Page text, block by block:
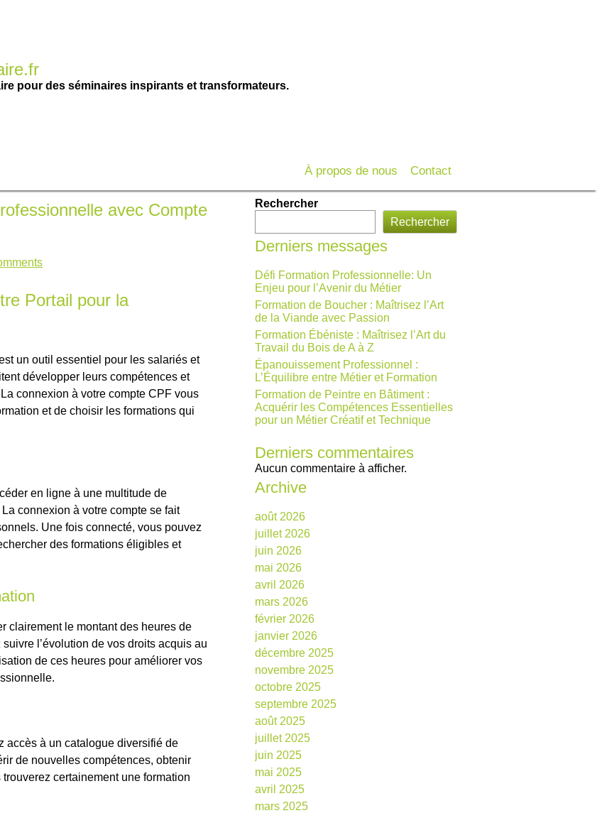
pour des séminaires inspirants et transformateurs.
À propos de nous Contact
avec Compte
Portail pour la
un outil essentiel pour les salariés et
développer leurs compétences et
connexion à votre compte CPF vous
et de choisir les formations qui
en ligne à une multitude de
connexion à votre compte se fait
Une fois connecté, vous pouvez
des formations éligibles et
clairement le montant des heures de
l’évolution de vos droits acquis au
de ces heures pour améliorer vos
accès à un catalogue diversifié de
de nouvelles compétences, obtenir
certainement une formation
Rechercher
Rechercher
Derniers messages
Défi Formation Professionnelle: Un
Enjeu pour l’Avenir du Métier
Formation de Boucher : Maîtrisez l’Art
de la Viande avec Passion
Formation Ébéniste : Maîtrisez l’Art du
Travail du Bois de A à Z
Épanouissement Professionnel :
L’Équilibre entre Métier et Formation
Formation de Peintre en Bâtiment :
Acquérir les Compétences Essentielles
pour un Métier Créatif et Technique
Derniers commentaires
Aucun commentaire à afficher.
Archive
août 2026
juillet 2026
juin 2026
mai 2026
avril 2026
mars 2026
février 2026
janvier 2026
décembre 2025
novembre 2025
octobre 2025
septembre 2025
août 2025
juillet 2025
juin 2025
mai 2025
avril 2025
mars 2025